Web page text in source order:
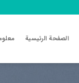
الصفحة الرئيسية